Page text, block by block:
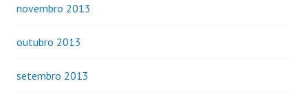
novembro 2013
outubro 2013
setembro 2013